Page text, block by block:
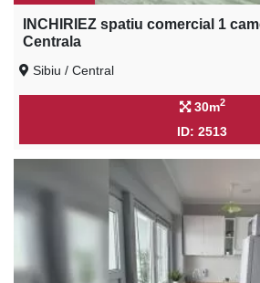
INCHIRIEZ spatiu comercial 1
Centrala
Sibiu / Central
30m2
ID: 2513